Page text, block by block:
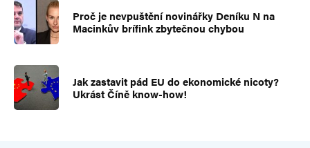
Proč je nevpuštění novinářky Deníku N na
Macinkův brífink zbytečnou chybou
Jak zastavit pád EU do ekonomické nicoty?
Ukrást Číně know-how!